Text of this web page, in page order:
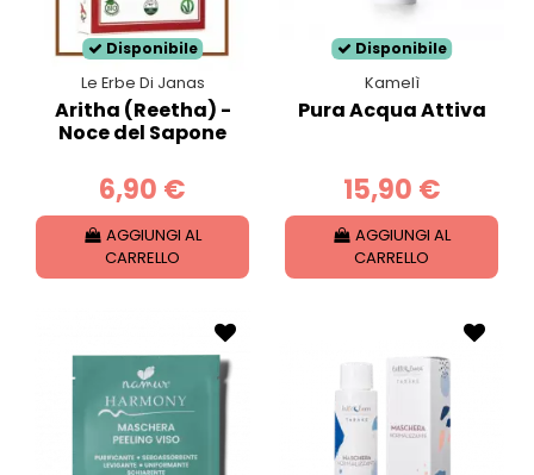
Disponibile
Le Erbe Di Janas
Aritha (Reetha) -
Noce del Sapone
6,90 €
AGGIUNGI AL
CARRELLO
Disponibile
Kamelì
Pura Acqua Attiva
15,90 €
AGGIUNGI AL
CARRELLO